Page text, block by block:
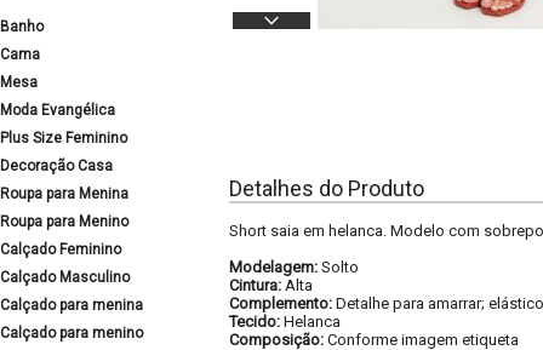
Banho
Cama
Mesa
Moda Evangélica
Plus Size Feminino
Decoração Casa
Roupa para Menina
Roupa para Menino
Calçado Feminino
Calçado Masculino
Calçado para menina
Calçado para menino
Detalhes do Produto
Short saia em helanca. Modelo com
Modelagem: Solto
Cintura: Alta
Complemento: Detalhe para amarrar;
Tecido: Helanca
Composição: Conforme imagem etiqueta